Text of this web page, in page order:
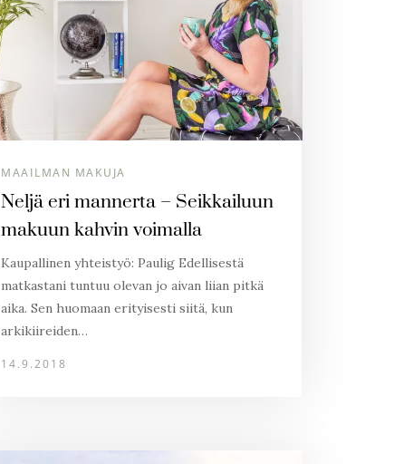
MAAILMAN MAKUJA
Neljä eri mannerta – Seikkailuun
makuun kahvin voimalla
Kaupallinen yhteistyö: Paulig Edellisestä
matkastani tuntuu olevan jo aivan liian pitkä
aika. Sen huomaan erityisesti siitä, kun
arkikiireiden…
14.9.2018